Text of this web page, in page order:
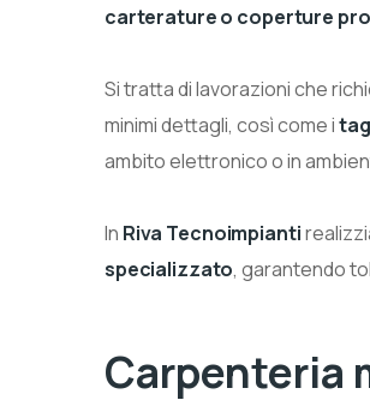
carterature o coperture
Si tratta di lavorazioni che
minimi dettagli, così come i
ambito elettronico o in
In Riva Tecnoimpianti
specializzato, garantendo
Carpenteria